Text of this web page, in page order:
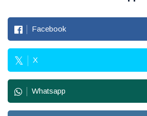
Facebook
X
Whatsapp